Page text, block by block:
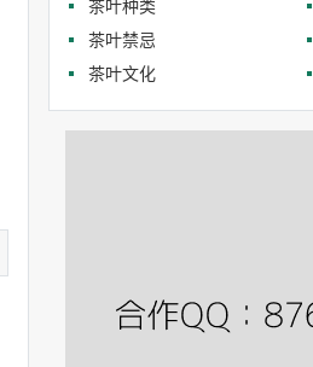
茶叶种类
茶叶禁忌
茶叶文化